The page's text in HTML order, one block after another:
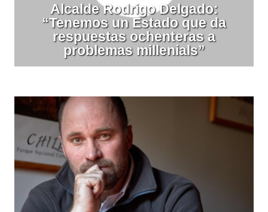
Alcalde Rodrigo Delgado:
“Tenemos un Estado que da
respuestas ochenteras a
problemas millenials”